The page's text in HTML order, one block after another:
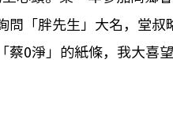
問「胖先生」大名，堂叔
蔡0淨」的紙條，我大喜